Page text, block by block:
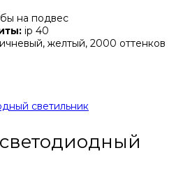
на подвес
ip 40
желтый, 2000 оттенков